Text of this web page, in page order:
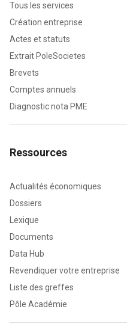
Tous les services
Création entreprise
Actes et statuts
Extrait PoleSocietes
Brevets
Comptes annuels
Diagnostic nota PME
Ressources
Actualités économiques
Dossiers
Lexique
Documents
Data Hub
Revendiquer votre entreprise
Liste des greffes
Pôle Académie